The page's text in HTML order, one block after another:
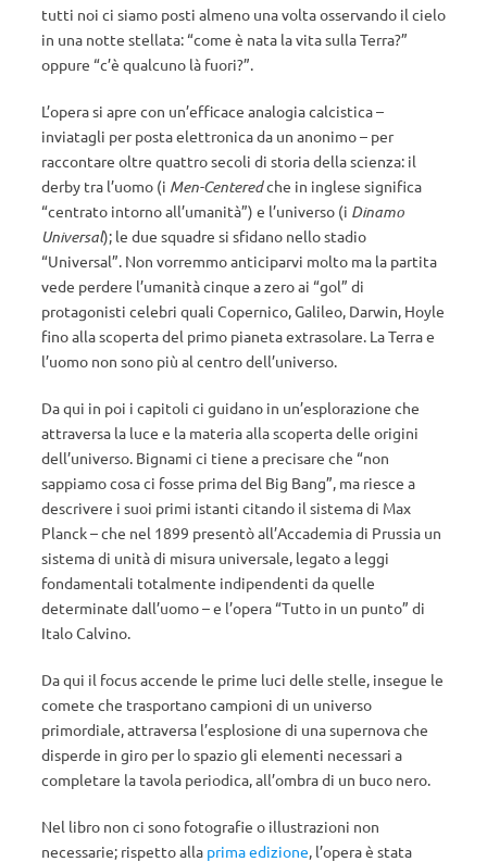
tutti noi ci siamo posti almeno una volta osservando il cielo
in una notte stellata: “come è nata la vita sulla Terra?”
oppure “c’è qualcuno là fuori?”.
L’opera si apre con un’efficace analogia calcistica –
inviatagli per posta elettronica da un anonimo – per
raccontare oltre quattro secoli di storia della scienza: il
derby tra l’uomo (i Men-Centeredche in inglese significa
“centrato intorno all’umanità”) e l’universo (i Dinamo
Universal); le due squadre si sfidano nello stadio
“Universal”. Non vorremmo anticiparvi molto ma la partita
vede perdere l’umanità cinque a zero ai “gol” di
protagonisti celebri quali Copernico, Galileo, Darwin, Hoyle
fino alla scoperta del primo pianeta extrasolare. La Terra e
l’uomo non sono più al centro dell’universo.
Da qui in poi i capitoli ci guidano in un’esplorazione che
attraversa la luce e la materia alla scoperta delle origini
dell’universo. Bignami ci tiene a precisare che “non
sappiamo cosa ci fosse prima del Big Bang”, ma riesce a
descrivere i suoi primi istanti citando il sistema di Max
Planck – che nel 1899 presentò all’Accademia di Prussia un
sistema di unità di misura universale, legato a leggi
fondamentali totalmente indipendenti da quelle
determinate dall’uomo – e l’opera “Tutto in un punto” di
Italo Calvino.
Da qui il focus accende le prime luci delle stelle, insegue le
comete che trasportano campioni di un universo
primordiale, attraversa l’esplosione di una supernova che
disperde in giro per lo spazio gli elementi necessari a
completare la tavola periodica, all’ombra di un buco nero.
Nel libro non ci sono fotografie o illustrazioni non
necessarie; rispetto alla prima edizione, l’opera è stata